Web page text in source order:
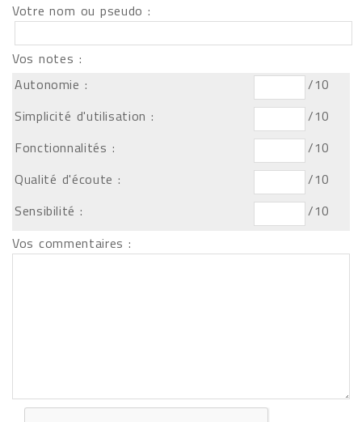
Votre nom ou pseudo :
Vos notes :
Autonomie :
/10
Simplicité d'utilisation :
/10
Fonctionnalités :
/10
Qualité d'écoute :
/10
Sensibilité :
/10
Vos commentaires :